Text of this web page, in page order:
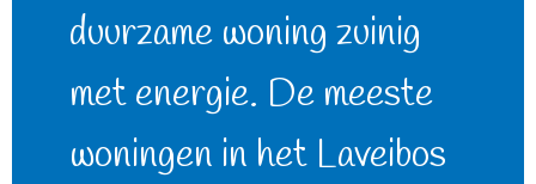
duurzame woning zuinig
met energie. De meeste
woningen in het Laveibos